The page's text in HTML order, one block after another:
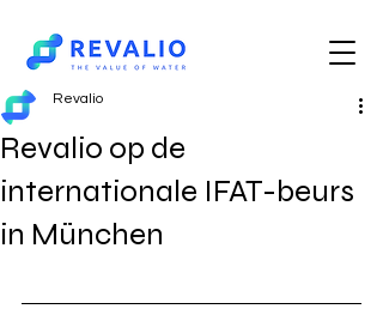
Revalio op de
internationale IFAT-beurs
in München
Revalio